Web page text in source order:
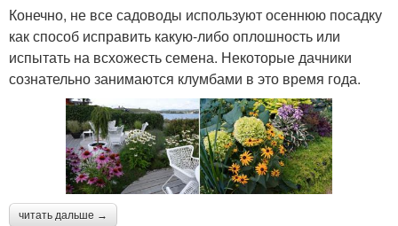
Конечно, не все садоводы используют осеннюю посадку
как способ исправить какую-либо оплошность или
испытать на всхожесть семена. Некоторые дачники
сознательно занимаются клумбами в это время года.
читать дальше →